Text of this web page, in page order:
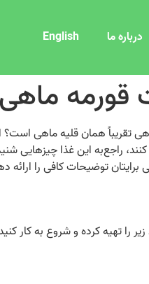
درباره ما English
تقریباً همان قلیه ماهی
راجع‌به این غذا چیزهایی
توضیحات کافی را ارائه
را تهیه کرده و شروع به کار